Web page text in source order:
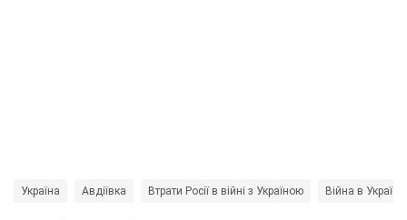
Україна Авдіївка Втрати Росії в війні з Україною Війна в Україні